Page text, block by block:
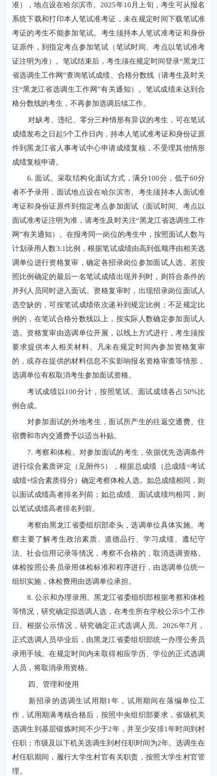
准），地点设在哈尔滨市。2025年10月上旬，考生可从报名
系统下载和打印本人笔试准考证，未在规定时间下载笔试准
考证的考生不能参加笔试。考生须持本人笔试准考证和身份
证原件，到指定考点参加笔试（笔试时间、考点以笔试准考
证注明为准）。笔试结束后，考生须在规定时间登录“黑龙江
省选调生工作网”查询笔试成绩、合格分数线（请考生及时关
注“黑龙江省选调生工作网”有关通知）。笔试成绩未达到合
格分数线的考生，不再参加选调后续工作。
对缺考、违纪、零分三种情形有异议的考生，可在笔试
成绩发布之日起5个工作日内，持本人笔试准考证和身份证原
件到黑龙江省人事考试中心申请成绩复核，不受理其他情形
成绩复核申请。
6. 面试。采取结构化面试方式，满分100分，低于60分
者不予录用，面试地点设在哈尔滨市。考生须持本人面试准
考证和身份证原件到指定考点参加面试（面试时间、考点以
面试准考证注明为准，请考生及时关注“黑龙江省选调生工作
网”有关通知）。在报考同一岗位的考生中，按照面试人数与
计划录用人数3:1比例，根据笔试成绩由高到低顺序由相关选
调单位进行资格复审，确定各招录岗位参加面试人选。若按
照比例确定的最后一名笔试成绩出现并列时，则符合条件的
并列人员同时进入面试。资格复审时，出现招录岗位面试人
选空缺的，可按笔试成绩依次递补到规定比例；不足规定比
例的，在笔试合格分数线以上，按实际人数确定参加面试人
选。资格复审由选调单位开展，以线上方式进行，考生须按
要求提供本人相关材料。凡未在规定时间内参加资格复审
的，或存在提供的材料信息不实影响报名资格审查等情形，
选调单位有权取消考生参加面试资格。
考试成绩以100分计，按照笔试、面试成绩各占50%比
例合成。
对参加面试的外地考生，面试所产生的往返交通费、住
宿费和市内交通费予以适当补贴。
7. 考察和体检。对参加面试的考生，依据优先选调条件
进行综合素质评定（见附件5），根据总成绩（总成绩=考试
成绩+综合素质得分）确定考察体检人选。如总成绩相同，则
以面试成绩高者排名列前；如总成绩、面试成绩均相同，则
以笔试成绩高者排名列前。
考察由黑龙江省委组织部牵头，选调单位具体实施。考
察主要了解考生政治素质、道德品行、学习成绩、遵纪守
法、社会信用记录等情况，考察不合格的，取消选调资格。
体检按照公务员录用体检标准和程序进行，由选调单位统一
组织实施，体检费用由选调单位承担。
8. 公示和办理录用。黑龙江省委组织部根据考察和体检
等情况，研究确定拟选调人选，在考生所在学校公示5个工作
日。根据公示情况，研究确定正式选调人员。2026年7月，
正式选调人员毕业后，由黑龙江省委组织部统一办理公务员
录用手续。在规定时间内未取得相应学历、学位的正式选调
人员，将取消录用资格。
四、管理和使用
新招录的选调生试用期 1年，试用期间在落编单位工
作，试用期满考核合格后，按照中央组织部要求，省级机关
选调生到基层锻炼时间不少于2年，并至少安排1年时间到村
任职；市级及以下机关选调生到村任职时间为2年。选调生在
村任职期间，履行大学生村官有关职责，按照大学生村官管
理。